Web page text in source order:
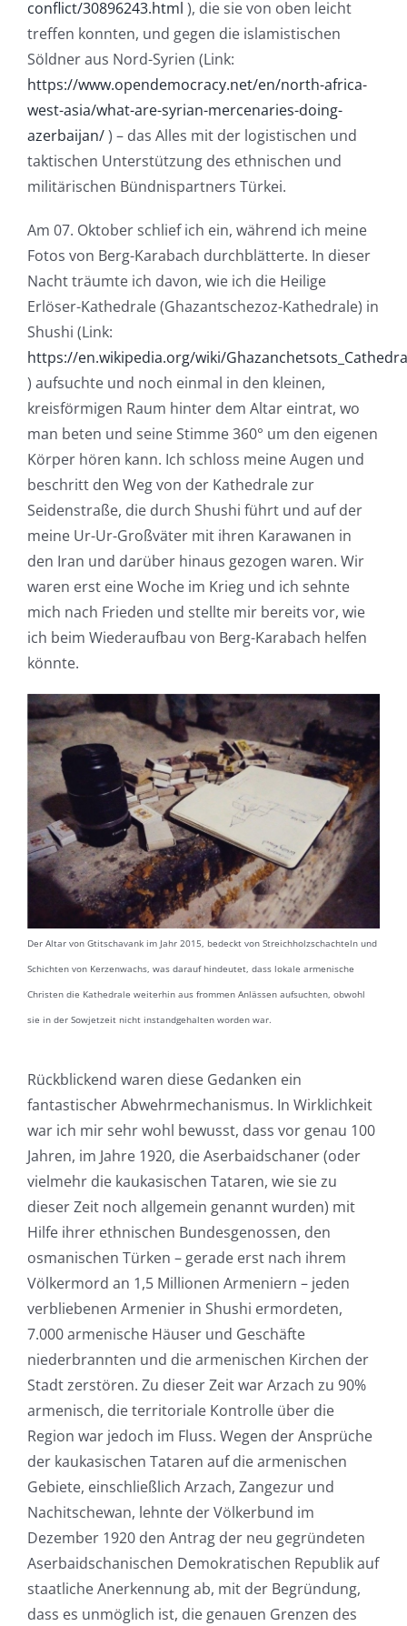
conflict/30896243.html ), die sie von oben leicht
treffen konnten, und gegen die islamistischen
Söldner aus Nord-Syrien (Link:
https://www.opendemocracy.net/en/north-africa-
west-asia/what-are-syrian-mercenaries-doing-
azerbaijan/) – das Alles mit der logistischen und
taktischen Unterstützung des ethnischen und
militärischen Bündnispartners Türkei.
Am 07. Oktober schlief ich ein, während ich meine
Fotos von Berg-Karabach durchblätterte. In dieser
Nacht träumte ich davon, wie ich die Heilige
Erlöser-Kathedrale (Ghazantschezoz-Kathedrale) in
Shushi (Link:
https://en.wikipedia.org/wiki/
) aufsuchte und noch einmal in den kleinen,
kreisförmigen Raum hinter dem Altar eintrat, wo
man beten und seine Stimme 360° um den eigenen
Körper hören kann. Ich schloss meine Augen und
beschritt den Weg von der Kathedrale zur
Seidenstraße, die durch Shushi führt und auf der
meine Ur-Ur-Großväter mit ihren Karawanen in
den Iran und darüber hinaus gezogen waren. Wir
waren erst eine Woche im Krieg und ich sehnte
mich nach Frieden und stellte mir bereits vor, wie
ich beim Wiederaufbau von Berg-Karabach helfen
könnte.
Der Altar von Gtitschavank im Jahr 2015, bedeckt von Streichholzschachteln und
Schichten von Kerzenwachs, was darauf hindeutet, dass lokale armenische
Christen die Kathedrale weiterhin aus frommen Anlässen aufsuchten, obwohl
sie in der Sowjetzeit nicht instandgehalten worden war.
Rückblickend waren diese Gedanken ein
fantastischer Abwehrmechanismus. In Wirklichkeit
war ich mir sehr wohl bewusst, dass vor genau 100
Jahren, im Jahre 1920, die Aserbaidschaner (oder
vielmehr die kaukasischen Tataren, wie sie zu
dieser Zeit noch allgemein genannt wurden) mit
Hilfe ihrer ethnischen Bundesgenossen, den
osmanischen Türken – gerade erst nach ihrem
Völkermord an 1,5 Millionen Armeniern – jeden
verbliebenen Armenier in Shushi ermordeten,
7.000 armenische Häuser und Geschäfte
niederbrannten und die armenischen Kirchen der
Stadt zerstören. Zu dieser Zeit war Arzach zu 90%
armenisch, die territoriale Kontrolle über die
Region war jedoch im Fluss. Wegen der Ansprüche
der kaukasischen Tataren auf die armenischen
Gebiete, einschließlich Arzach, Zangezur und
Nachitschewan, lehnte der Völkerbund im
Dezember 1920 den Antrag der neu gegründeten
Aserbaidschanischen Demokratischen Republik auf
staatliche Anerkennung ab, mit der Begründung,
dass es unmöglich ist, die genauen Grenzen des